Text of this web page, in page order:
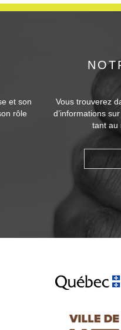
et son
rôle
Vous trouverez
d’informations
tant au